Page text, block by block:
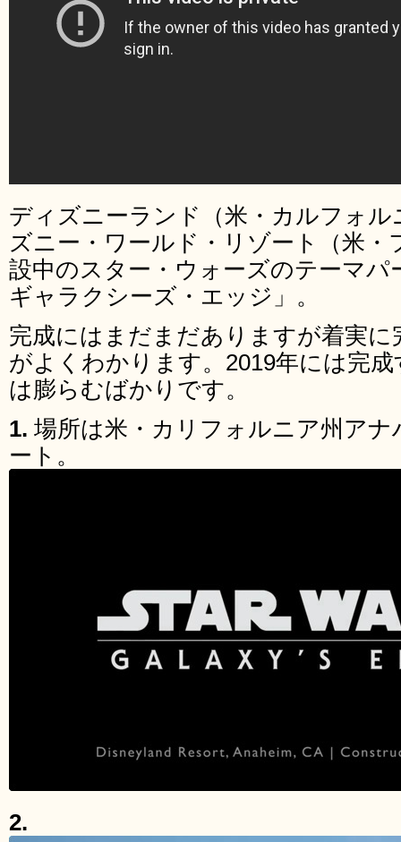
ディズニーランド（米・カルフォ
ズニー・ワールド・リゾート（米・
設中のスター・ウォーズのテーマパ
ギャラクシーズ・エッジ」。
完成にはまだまだありますが着実
がよくわかります。2019年には完
は膨らむばかりです。
1. 場所は米・カリフォルニア州ア
ート。
2.